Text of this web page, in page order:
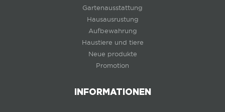
Gartenausstattung
Hausausrustung
Aufbewahrung
Haustiere und tiere
Neue produkte
Promotion
INFORMATIONEN